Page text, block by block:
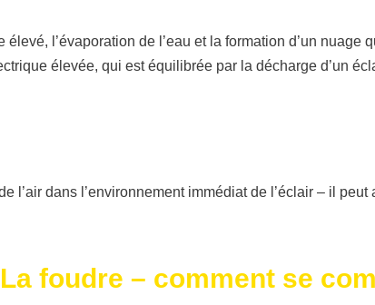
l’évaporation de l’eau et la formation d’un
élevée, qui est équilibrée par la décharge d’un
l’air dans l’environnement immédiat de l’éclair – il
La foudre – comment se